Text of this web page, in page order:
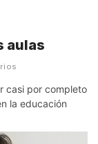
aulas
casi por completo
la educación